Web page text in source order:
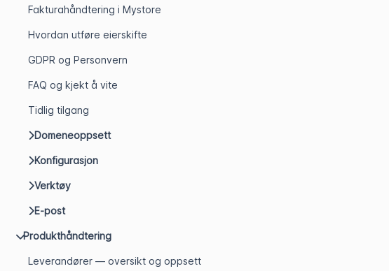
Fakturahåndtering i Mystore
Hvordan utføre eierskifte
GDPR og Personvern
FAQ og kjekt å vite
Tidlig tilgang
Domeneoppsett
Konfigurasjon
Verktøy
E-post
Produkthåndtering
Leverandører — oversikt og oppsett